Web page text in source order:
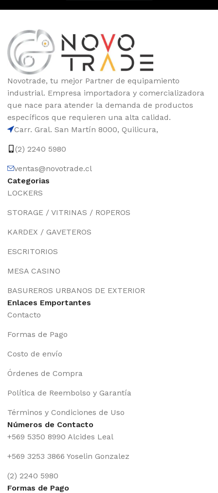
Novotrade, tu mejor Partner de equipamiento
industrial. Empresa importadora y comercializadora
que nace para atender la demanda de productos
específicos que requieren una alta calidad.
Carr. Gral. San Martín 8000, Quilicura,
(2) 2240 5980
ventas@novotrade.cl
Categorias
LOCKERS
STORAGE / VITRINAS / ROPEROS
KARDEX / GAVETEROS
ESCRITORIOS
MESA CASINO
BASUREROS URBANOS DE EXTERIOR
Enlaces Emportantes
Contacto
Formas de Pago
Costo de envío
Órdenes de Compra
Política de Reembolso y Garantía
Términos y Condiciones de Uso
Números de Contacto
+569 5350 8990 Alcides Leal
+569 3253 3866 Yoselin Gonzalez
(2) 2240 5980
Formas de Pago